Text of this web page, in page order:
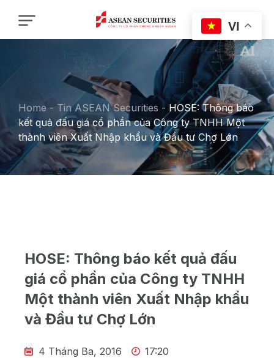
Home - Tin ASEAN Securities - HOSE: Thông báo
kết quả đấu giá cổ phần của Công ty TNHH Một
thành viên Xuất Nhập khẩu và Đầu tư Chợ Lớn
HOSE: Thông báo kết quả đấu
giá cổ phần của Công ty TNHH
Một thành viên Xuất Nhập khẩu
và Đầu tư Chợ Lớn
4 Tháng Ba, 2016 17:20
VI